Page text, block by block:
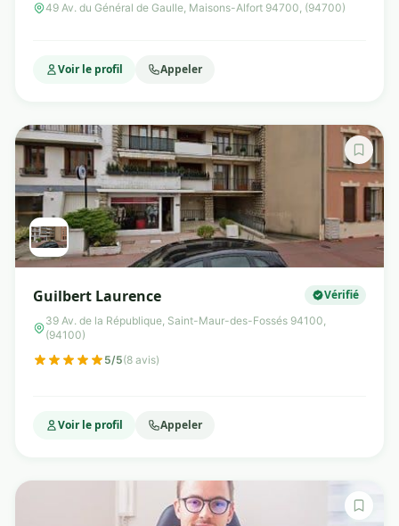
49 Av. du Général de Gaulle, Maisons-Alfort 94700, (94700)
Voir le profil Appeler
Guilbert Laurence Vérifié
39 Av. de la République, Saint-Maur-des-Fossés 94100,
(94100)
5/5(8 avis)
Voir le profil Appeler